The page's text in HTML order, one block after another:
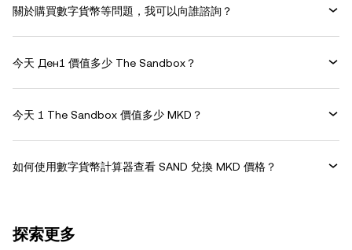
關於購買數字貨幣等問題，我可以向誰諮詢？
今天 Ден1 價值多少 The Sandbox？
今天 1 The Sandbox 價值多少 MKD？
如何使用數字貨幣計算器查看 SAND 兌換 MKD 價格？
探索更多